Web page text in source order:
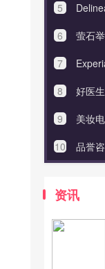
5
Delinea被评
6
萤石举办
7
Experian入
8
好医生集团
9
美妆电商之
10 品誉咨询
资讯